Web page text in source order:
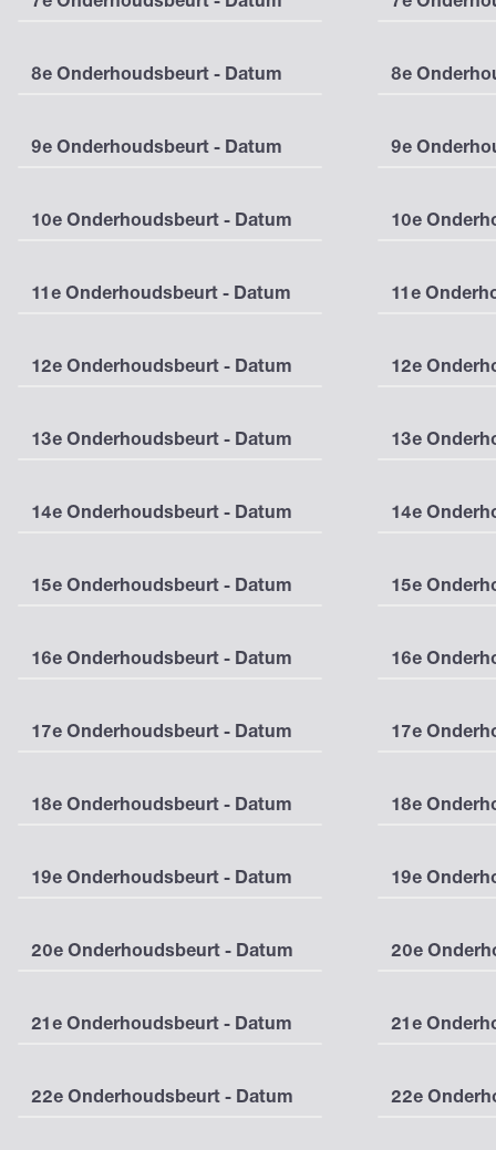
8e Onderhoudsbeurt - Datum 8e
9e Onderhoudsbeurt - Datum 9e
10e Onderhoudsbeurt - Datum 10e
11e Onderhoudsbeurt - Datum 11e
12e Onderhoudsbeurt - Datum 12e
13e Onderhoudsbeurt - Datum 13e
14e Onderhoudsbeurt - Datum 14e
15e Onderhoudsbeurt - Datum 15e
16e Onderhoudsbeurt - Datum 16e
17e Onderhoudsbeurt - Datum 17e
18e Onderhoudsbeurt - Datum 18e
19e Onderhoudsbeurt - Datum 19e
20e Onderhoudsbeurt - Datum 20e
21e Onderhoudsbeurt - Datum 21e
22e Onderhoudsbeurt - Datum 22e